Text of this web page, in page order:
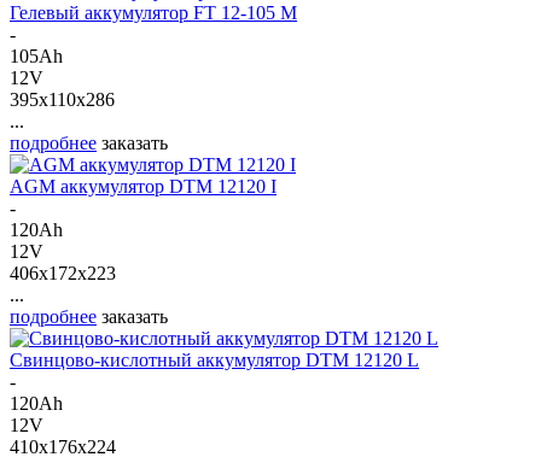
Гелевый аккумулятор FT 12-105 M
-
105Ah
12V
395x110x286
...
подробнее заказать
AGM аккумулятор DTM 12120 I
-
120Ah
12V
406x172x223
...
подробнее заказать
Свинцово-кислотный аккумулятор DTM 12120 L
-
120Ah
12V
410x176x224